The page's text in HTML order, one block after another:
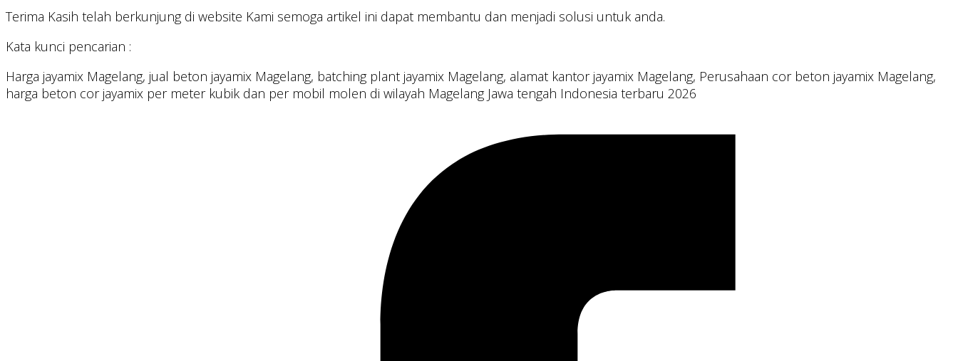
Terima Kasih telah berkunjung di website Kami semoga artikel ini dapat membantu dan menjadi solusi untuk anda.
Kata kunci pencarian :
Harga jayamix Magelang, jual beton jayamix Magelang, batching plant jayamix Magelang, alamat kantor jayamix Magelang, Perusahaan cor beton jayamix Magelang,
harga beton cor jayamix per meter kubik dan per mobil molen di wilayah Magelang Jawa tengah Indonesia terbaru 2026